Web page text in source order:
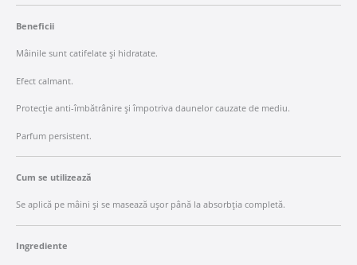
Beneficii
Mâinile sunt catifelate și hidratate.
Efect calmant.
Protecție anti-îmbătrânire și împotriva daunelor cauzate de mediu.
Parfum persistent.
Cum se utilizează
Se aplică pe mâini și se masează ușor până la absorbția completă.
Ingrediente